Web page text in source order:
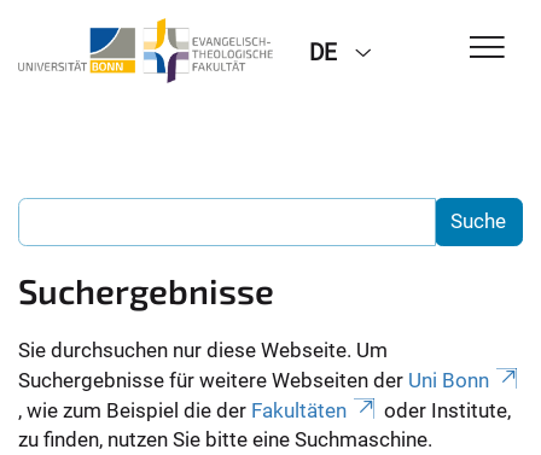
DE
Suchergebnisse
Sie durchsuchen nur diese Webseite. Um
Suchergebnisse für weitere Webseiten der Uni Bonn
, wie zum Beispiel die der Fakultäten
oder Institute,
zu finden, nutzen Sie bitte eine Suchmaschine.